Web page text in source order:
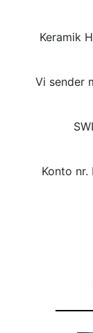
Keramik
Vi sender
Konto